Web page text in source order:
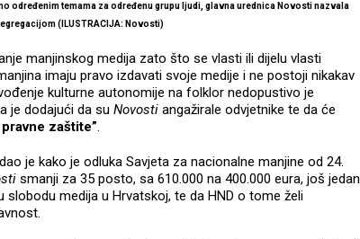
određenim temama za određenu grupu ljudi, glavna urednica Novosti nazvala
(ILUSTRACIJA: Novosti)
manjinskog medija zato što se vlasti ili dijelu vlasti
imaju pravo izdavati svoje medije i ne postoji nikakav
kulturne autonomije na folklor nedopustivo je
je dodajući da su Novosti angažirale odvjetnike te da će
zaštite”.
je kako je odluka Savjeta za nacionalne manjine od 24.
smanji za 35 posto, sa 610.000 na 400.000 eura, još jedan
slobodu medija u Hrvatskoj, te da HND o tome želi